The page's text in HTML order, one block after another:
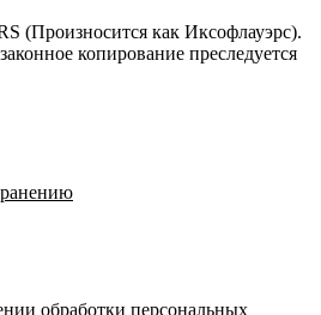
(Произносится как Иксофлауэрс).
копирование преследуется
обработки персональных